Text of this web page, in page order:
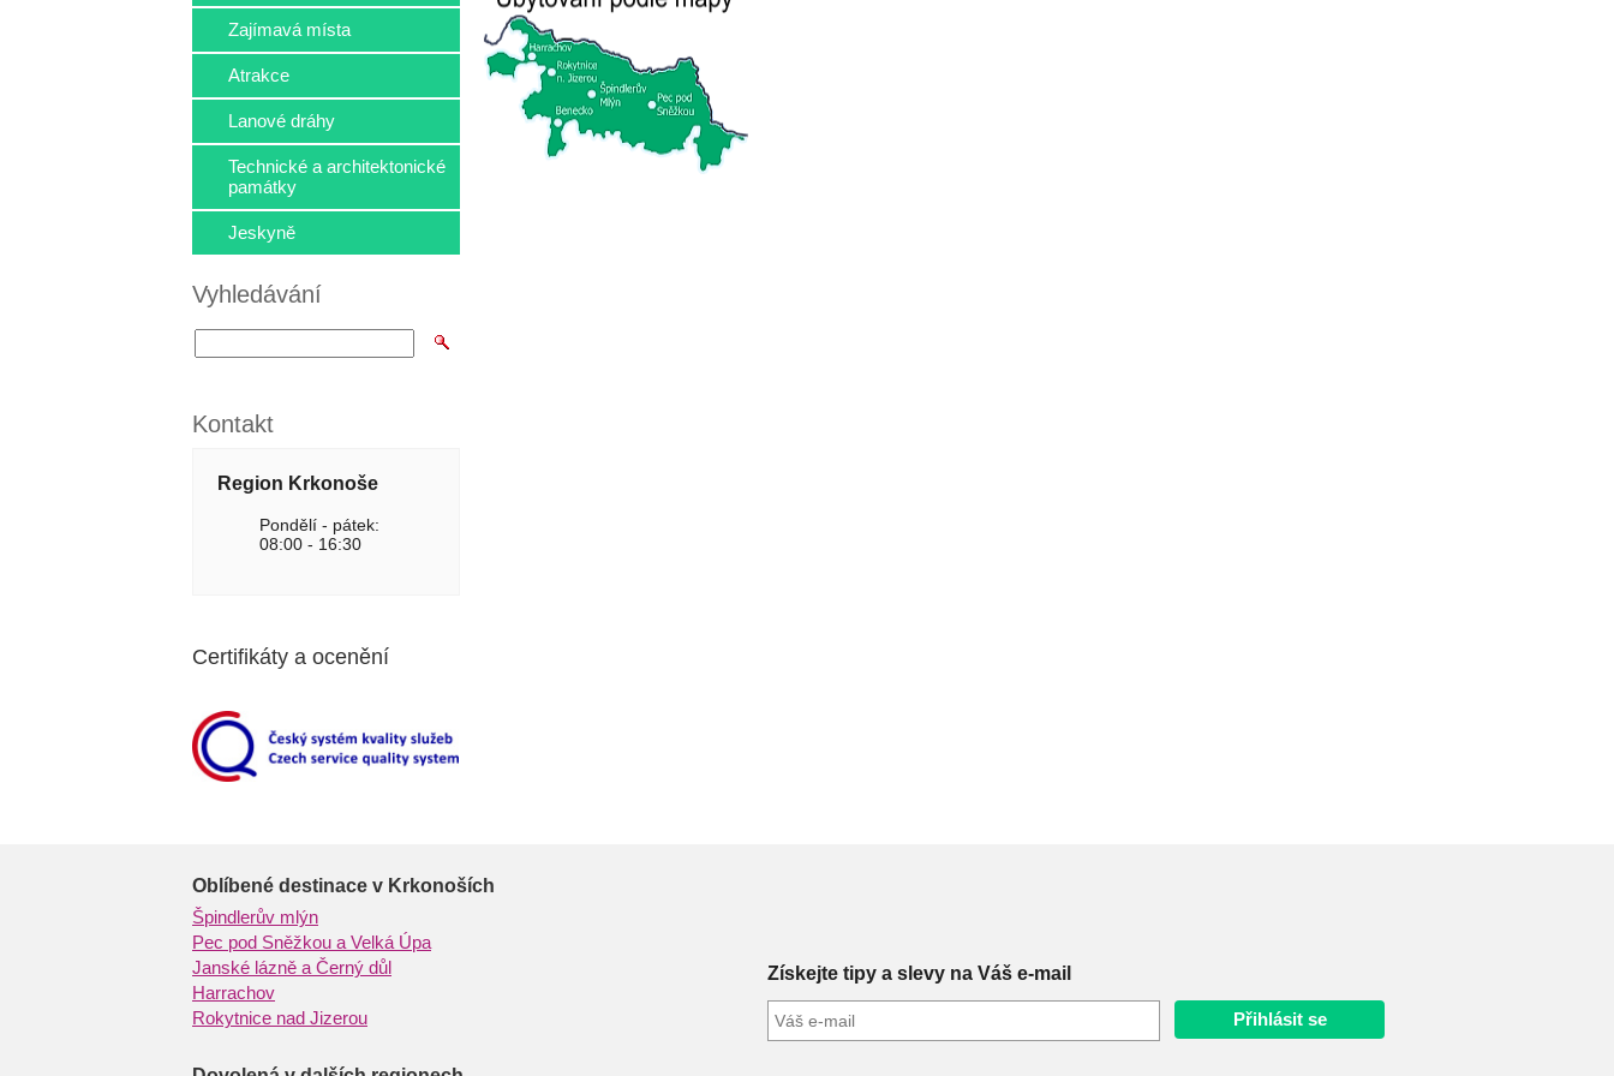
Zajímavá místa
Atrakce
Lanové dráhy
Technické a architektonické
památky
Jeskyně
Vyhledávání
Kontakt
Region Krkonoše
Pondělí - pátek:
08:00 - 16:30
Certifikáty a ocenění
Získejte tipy a slevy na Váš e-mail
Oblíbené destinace v Krkonoších
Špindlerův mlýn
Pec pod Sněžkou a Velká Úpa
Janské lázně a Černý důl
Harrachov
Rokytnice nad Jizerou